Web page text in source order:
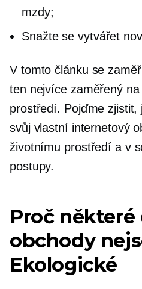
mzdy;
Snažte se vytvářet
V tomto článku se
ten nejvíce zaměřený
prostředí. Pojďme zjistit,
svůj vlastní internetový
životnímu prostředí a v
postupy.
Proč některé
obchody
Ekologické